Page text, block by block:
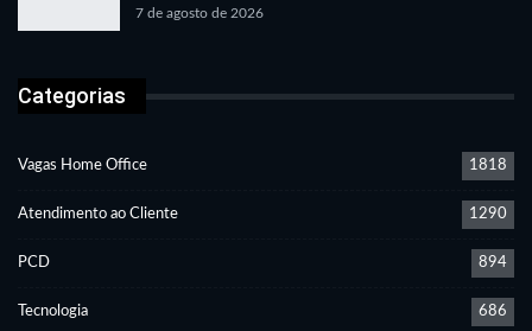
7 de agosto de 2026
Categorias
Vagas Home Office 1818
Atendimento ao Cliente 1290
PCD 894
Tecnologia 686